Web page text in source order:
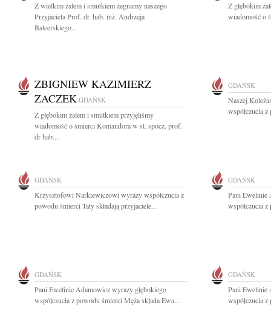
Z wielkim żalem i smutkiem żegnamy naszego
Przyjaciela Prof. dr. hab. inż. Andrzeja
Balcerskiego...
Z głębokim
wiadomość o
ZBIGNIEW KAZIMIERZ
ZACZEK GDAŃSK
Z głębokim żalem i smutkiem przyjęliśmy
wiadomość o śmierci Komandora w st. spocz. prof.
dr hab....
GDAŃSK
Naszej
współczucia
GDAŃSK
Krzysztofowi Narkiewiczowi wyrazy współczucia z
powodu śmierci Taty składają przyjaciele...
GDAŃSK
Pani Ewelinie
współczucia
GDAŃSK
Pani Ewelinie Adamowicz wyrazy głębokiego
współczucia z powodu śmierci Męża składa Ewa...
GDAŃSK
Pani Ewelinie
współczucia